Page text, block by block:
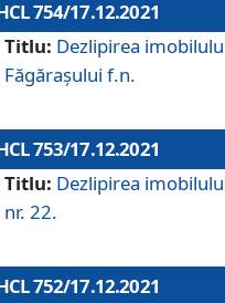
754/17.12.2021
Titlu: Dezlipirea
Făgărașului f.n.
753/17.12.2021
Titlu: Dezlipirea
nr. 22.
752/17.12.2021